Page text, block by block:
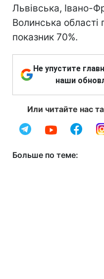
Львівська, Івано-
Волинська
показник 70%.
Не упустите
наши
Или читайте нас
Больше по теме: